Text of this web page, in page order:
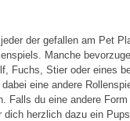
der gefallen am Pet
Manche
Fuchs, Stier oder eines
eine andere
Falls du eine andere
dich herzlich dazu ein